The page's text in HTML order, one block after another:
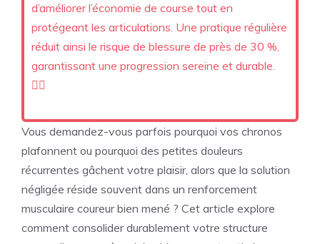
d’améliorer l’économie de course tout en
protégeant les articulations. Une pratique régulière
réduit ainsi le risque de blessure de près de 30 %,
garantissant une progression sereine et durable.
🏃‍♂️
Vous demandez-vous parfois pourquoi vos chronos
plafonnent ou pourquoi des petites douleurs
récurrentes gâchent votre plaisir, alors que la solution
négligée réside souvent dans un renforcement
musculaire coureur bien mené ? Cet article explore
comment consolider durablement votre structure